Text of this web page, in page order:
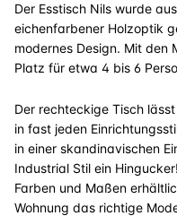
Der Esstisch Nils wurde
eichenfarbener Holzoptik
modernes Design. Mit den
Platz für etwa 4 bis 6
Der rechteckige Tisch
in fast jeden
in einer skandinavischen
Industrial Stil ein
Farben und Maßen
Wohnung das richtige